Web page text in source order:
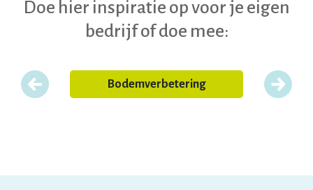
Doe hier inspiratie op voor je eigen
bedrijf of doe mee:
Bodemverbetering